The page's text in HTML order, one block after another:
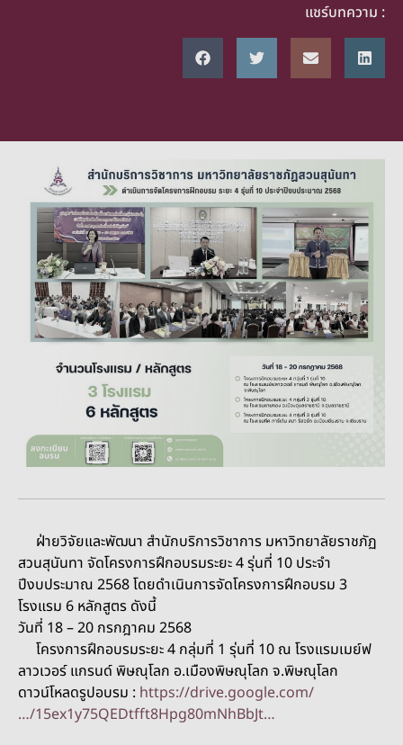
แชร์บทความ :
ฝ่ายวิจัยและพัฒนา สำนักบริการวิชาการ มหาวิทยาลัยราชภัฏ
สวนสุนันทา จัดโครงการฝึกอบรมระยะ 4 รุ่นที่ 10 ประจำ
ปีงบประมาณ 2568 โดยดำเนินการจัดโครงการฝึกอบรม 3
โรงแรม 6 หลักสูตร ดังนี้
วันที่ 18 – 20 กรกฎาคม 2568
โครงการฝึกอบรมระยะ 4 กลุ่มที่ 1 รุ่นที่ 10 ณ โรงแรมเมย์ฟ
ลาวเวอร์ แกรนด์ พิษณุโลก อ.เมืองพิษณุโลก จ.พิษณุโลก
ดาวน์โหลดรูปอบรม : https://drive.google.com/
…/15ex1y75QEDtfft8Hpg80mNhBbJt…